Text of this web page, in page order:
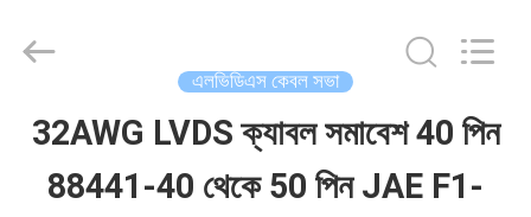
বাড়ি
Media
Reserved.
এলভিডিএস কেবল সভা
32AWG LVDS ক্যাবল সমাবেশ 40 পিন
88441-40 থেকে 50 পিন JAE F1-